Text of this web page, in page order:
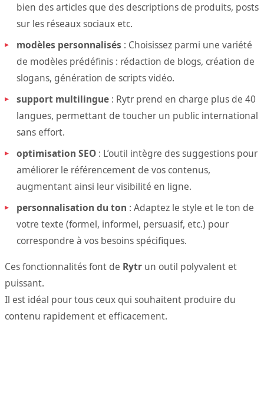
bien des articles que des descriptions de produits, posts
sur les réseaux sociaux etc.
modèles personnalisés : Choisissez parmi une variété
de modèles prédéfinis : rédaction de blogs, création de
slogans, génération de scripts vidéo.
support multilingue : Rytr prend en charge plus de 40
langues, permettant de toucher un public international
sans effort.
optimisation SEO : L’outil intègre des suggestions pour
améliorer le référencement de vos contenus,
augmentant ainsi leur visibilité en ligne.
personnalisation du ton : Adaptez le style et le ton de
votre texte (formel, informel, persuasif, etc.) pour
correspondre à vos besoins spécifiques.
Ces fonctionnalités font de Rytr un outil polyvalent et
puissant.
Il est idéal pour tous ceux qui souhaitent produire du
contenu rapidement et efficacement.